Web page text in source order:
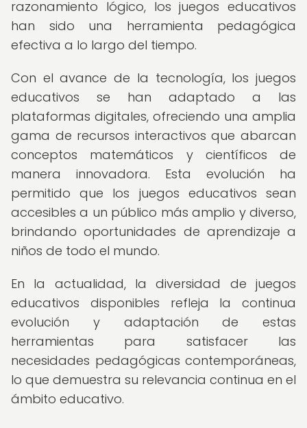
razonamiento lógico, los juegos educativos
han sido una herramienta pedagógica
efectiva a lo largo del tiempo.
Con el avance de la tecnología, los juegos
educativos se han adaptado a las
plataformas digitales, ofreciendo una amplia
gama de recursos interactivos que abarcan
conceptos matemáticos y científicos de
manera innovadora. Esta evolución ha
permitido que los juegos educativos sean
accesibles a un público más amplio y diverso,
brindando oportunidades de aprendizaje a
niños de todo el mundo.
En la actualidad, la diversidad de juegos
educativos disponibles refleja la continua
evolución y adaptación de estas
herramientas para satisfacer las
necesidades pedagógicas contemporáneas,
lo que demuestra su relevancia continua en el
ámbito educativo.